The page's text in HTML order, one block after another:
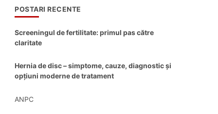
POSTARI RECENTE
Screeningul de fertilitate: primul pas către
claritate
Hernia de disc – simptome, cauze, diagnostic și
opțiuni moderne de tratament
ANPC